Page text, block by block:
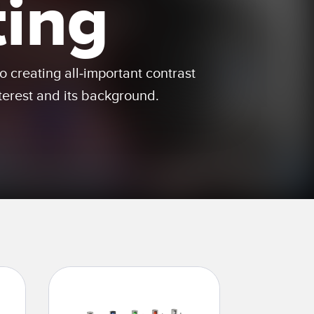
TECNOLOGÍA
creating all-important contrast
and its background.